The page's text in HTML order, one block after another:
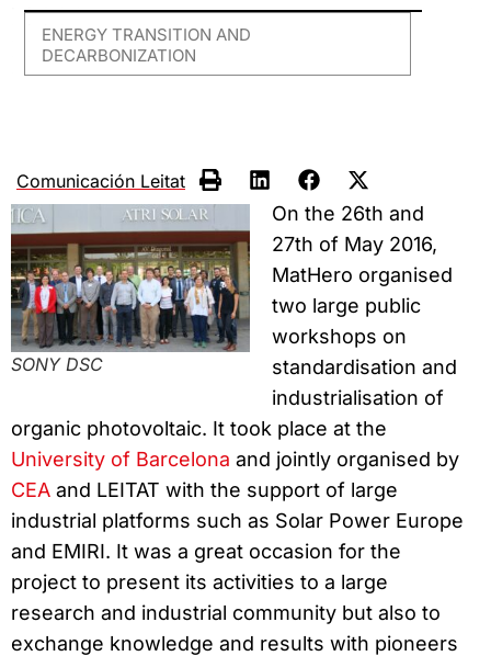
ENERGY TRANSITION AND
DECARBONIZATION
Comunicación Leitat
SONY DSC
On the 26th and
27th of May 2016,
MatHero organised
two large public
workshops on
standardisation and
industrialisation of
organic photovoltaic. It took place at the
University of Barcelona and jointly organised by
CEA and LEITAT with the support of large
industrial platforms such as Solar Power Europe
and EMIRI. It was a great occasion for the
project to present its activities to a large
research and industrial community but also to
exchange knowledge and results with pioneers